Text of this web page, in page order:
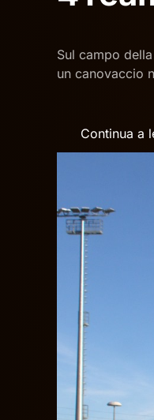
Sul campo
un canovaccio
Continua a